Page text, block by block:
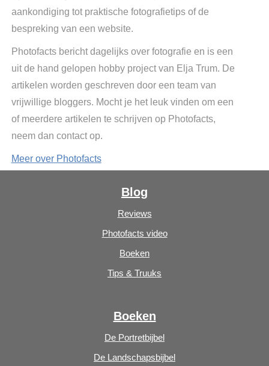
aankondiging tot praktische fotografietips of de
bespreking van een website.
Photofacts bericht dagelijks over fotografie en is een
uit de hand gelopen hobby project van Elja Trum. De
artikelen worden geschreven door een team van
vrijwillige bloggers. Mocht je het leuk vinden om een
of meerdere artikelen te schrijven op Photofacts,
neem dan contact op.
Meer over Photofacts
Blog
Reviews
Photofacts video
Boeken
Tips & Truuks
Boeken
De Portretbijbel
De Landschapsbijbel